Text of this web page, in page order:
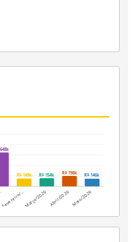
R$ 149k
Fevereiro/…
R$ 154k
Março/2026
R$ 198k
Abril/2026
R$ 146k
Maio/2026